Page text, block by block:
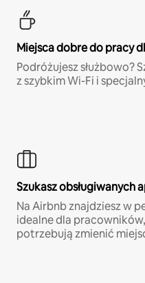
Miejsca dobre do pracy
Podróżujesz służbowo?
z szybkim Wi-Fi i
Szukasz obsługiwanych
Na Airbnb znajdziesz w
idealne dla
potrzebują zmienić